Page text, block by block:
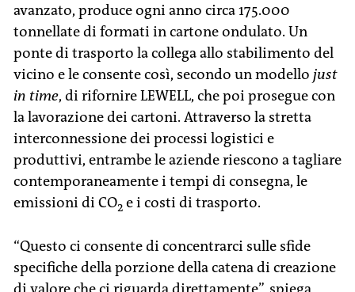
avanzato, produce ogni anno circa 175.000
tonnellate di formati in cartone ondulato. Un
ponte di trasporto la collega allo stabilimento del
vicino e le consente così, secondo un modello just
in time, di rifornire LEWELL, che poi prosegue con
la lavorazione dei cartoni. Attraverso la stretta
interconnessione dei processi logistici e
produttivi, entrambe le aziende riescono a tagliare
contemporaneamente i tempi di consegna, le
emissioni di CO2 e i costi di trasporto.
“Questo ci consente di concentrarci sulle sfide
specifiche della porzione della catena di creazione